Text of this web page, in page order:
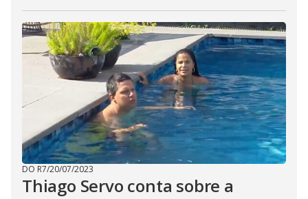
DO R7/20/07/2023
Thiago Servo conta sobre a